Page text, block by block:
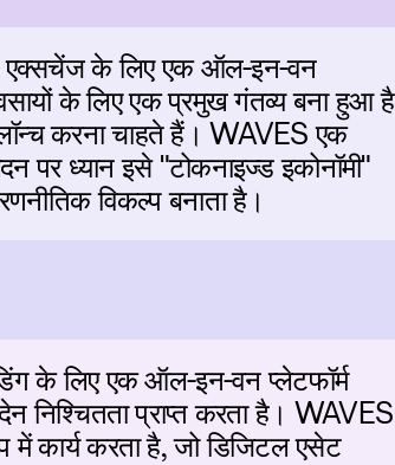
एक्सचेंज के लिए एक ऑल-इन-वन
के लिए एक प्रमुख गंतव्य बना हुआ है
करना चाहते हैं। WAVES एक
पर ध्यान इसे "टोकनाइज्ड इकोनॉमी"
विकल्प बनाता है।
के लिए एक ऑल-इन-वन प्लेटफॉर्म
प्राप्त करता है। WAVES
में कार्य करता है, जो डिजिटल एसेट